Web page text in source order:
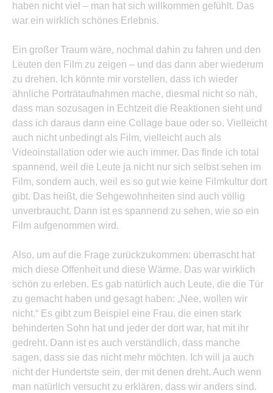
haben nicht viel – man hat sich willkommen gefühlt. Das
war ein wirklich schönes Erlebnis.
Ein großer Traum wäre, nochmal dahin zu fahren und den
Leuten den Film zu zeigen – und das dann aber wiederum
zu drehen. Ich könnte mir vorstellen, dass ich wieder
ähnliche Porträtaufnahmen mache, diesmal nicht so nah,
dass man sozusagen in Echtzeit die Reaktionen sieht und
dass ich daraus dann eine Collage baue oder so. Vielleicht
auch nicht unbedingt als Film, vielleicht auch als
Videoinstallation oder wie auch immer. Das finde ich total
spannend, weil die Leute ja nicht nur sich selbst sehen im
Film, sondern auch, weil es so gut wie keine Filmkultur dort
gibt. Das heißt, die Sehgewohnheiten sind auch völlig
unverbraucht. Dann ist es spannend zu sehen, wie so ein
Film aufgenommen wird.
Also, um auf die Frage zurückzukommen: überrascht hat
mich diese Offenheit und diese Wärme. Das war wirklich
schön zu erleben. Es gab natürlich auch Leute, die die Tür
zu gemacht haben und gesagt haben: „Nee, wollen wir
nicht.“ Es gibt zum Beispiel eine Frau, die einen stark
behinderten Sohn hat und jeder der dort war, hat mit ihr
gedreht. Dann ist es auch verständlich, dass manche
sagen, dass sie das nicht mehr möchten. Ich will ja auch
nicht der Hundertste sein, der mit denen dreht. Auch wenn
man natürlich versucht zu erklären, dass wir anders sind.